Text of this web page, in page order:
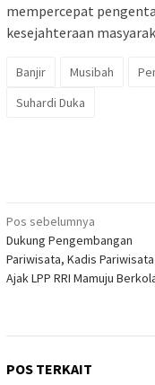
mempercepat
kesejahteraan
Banjir Musibah
Suhardi Duka
Navigasi
pos
Pos sebelumnya
Dukung Pengembangan
Pariwisata, Kadis
Ajak LPP RRI Mamuju
POS TERKAIT